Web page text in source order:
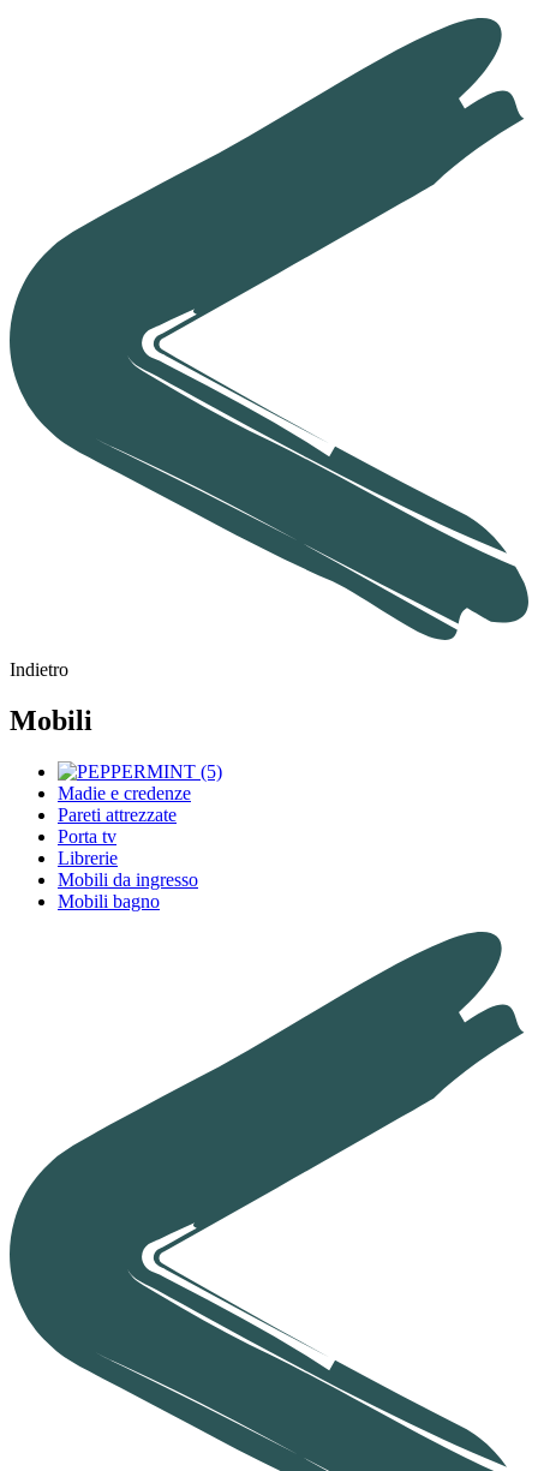
Indietro
Mobili
Madie e credenze
Pareti attrezzate
Porta tv
Librerie
Mobili da ingresso
Mobili bagno